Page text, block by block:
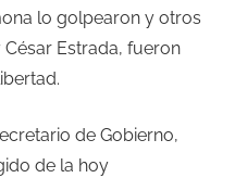
lo golpearon y otros
Estrada, fueron
de Gobierno,
de la hoy